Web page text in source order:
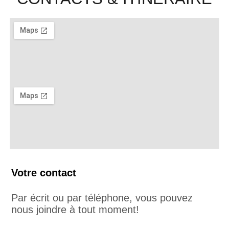
Votre contact
Par écrit ou par téléphone, vous pouvez
nous joindre à tout moment!